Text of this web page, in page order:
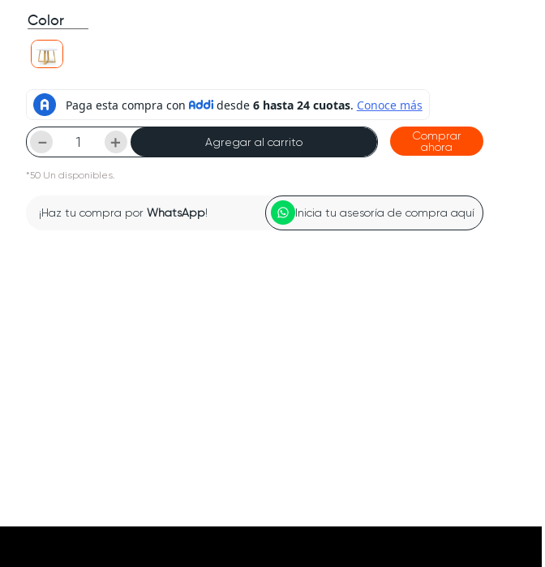
Color
＋
－ Agregar al carrito
*50 Un disponibles.
Comprar
ahora
¡Haz tu compra por WhatsApp! Inicia tu asesoría de compra aquí